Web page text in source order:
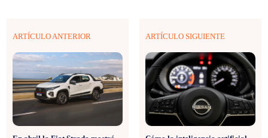
ARTÍCULO ANTERIOR ARTÍCULO SIGUIENTE